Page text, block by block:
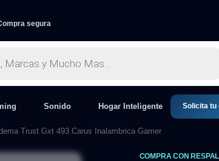
segura
Sonido Hogar Inteligente Solicita tu
Trust Gxt 493 Carus Inalambrica Gamer
COMPRA CON